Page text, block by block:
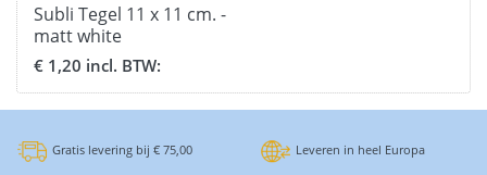
Subli Tegel 11 x 11 cm. -
matt white
€ 1,20 incl. BTW:
Gratis levering bij € 75,00 Leveren in heel Europa